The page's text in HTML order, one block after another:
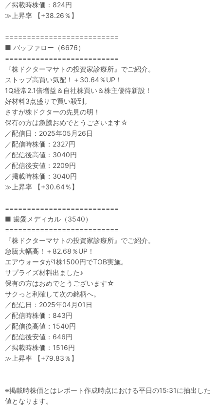
／掲載時株価：824円
≫上昇率 【+38.26％】
==========================
■ バッファロー（6676）
==========================
『株ドクターマサトの投資家診療所』でご紹介。
ストップ高買い気配！＋30.64％UP！
1Q経常2.1倍増益＆自社株買い＆株主優待新設！
好材料3点盛りで買い殺到。
さすが株ドクターの先見の明！
保有の方は急騰おめでとうございます☆
／配信日：2025年05月26日
／配信時株価：2327円
／配信後高値：3040円
／配信後安値：2209円
／掲載時株価：3040円
≫上昇率 【+30.64％】
==========================
■ 歯愛メディカル（3540）
==========================
『株ドクターマサトの投資家診療所』でご紹介。
急騰大幅高！＋82.68％UP！
エアウォータが1株1500円でTOB実施。
サプライズ材料出ました♪
保有の方はおめでとうございます☆
サクっと利確して次の銘柄へ。
／配信日：2025年04月01日
／配信時株価：843円
／配信後高値：1540円
／配信後安値：646円
／掲載時株価：1516円
≫上昇率 【+79.83％】
※掲載時株価とはレポート作成時点における平日の15:31に抽出した
値となります。